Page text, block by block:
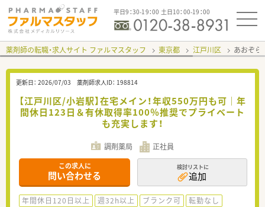
平日9：30-19：00 土日10：00-19：00
薬剤師の転職・求人サイト ファルマスタッフ 東京都 江戸川区 あおぞ
更新日： 2026/07/03 薬剤師求人ID： 198814
【江戸川区/小岩駅】在宅メイン！年収550万円も可｜年
間休日123日＆有休取得率100％推奨でプライベート
も充実します！
調剤薬局 正社員
この求人に
問い合わせる
検討リストに
追加
年間休日120日以上 週32h以上 ブランク可
転勤なし